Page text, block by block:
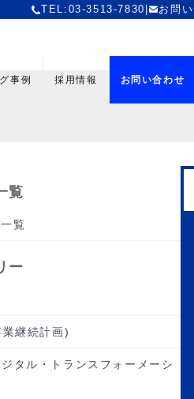
TEL:03-3513-7830 お問
事例 採用情報 お問い合わせ
覧
覧
ー
継続計画)
タル・トランスフォーメーシ